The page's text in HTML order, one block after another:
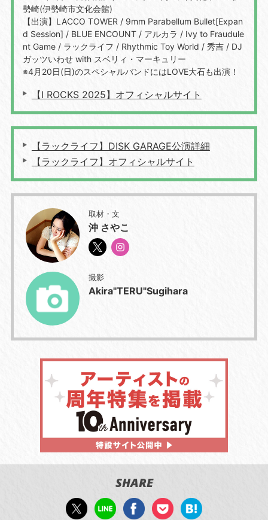
勢崎(伊勢崎市文化会館)
【出演】LACCO TOWER / 9mm Parabellum Bullet[Expan
d Session] / BLUE ENCOUNT / アルカラ / Ivy to Fraudule
nt Game / ラックライフ / Rhythmic Toy World / 秀吉 / DJ
ガッツいわせ with スベリィ・マーキュリー
※4月20日(日)のスペシャルバンドにはLOVE大石も出演！
【I ROCKS 2025】オフィシャルサイト
【ラックライフ】DISK GARAGE公演詳細
【ラックライフ】オフィシャルサイト
取材・文
沖 さやこ
撮影
Akira"TERU"Sugihara
SHARE